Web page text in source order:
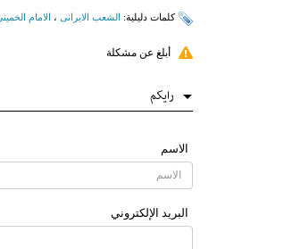
کلمات دلیلیة: الشعب الایرانی ، الامام
أبلغ عن مشكلة
رایکم
الاسم
البرید الإلکتروني